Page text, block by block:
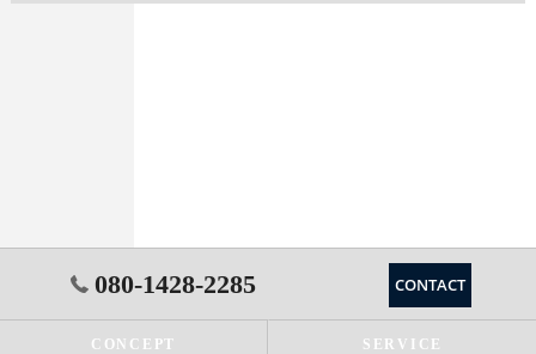
080-1428-2285 CONTACT
CONCEPT SERVICE